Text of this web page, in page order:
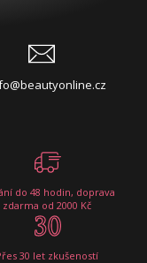
do 48 hodin, doprava
zdarma od 2000 Kč
30 let zkušeností